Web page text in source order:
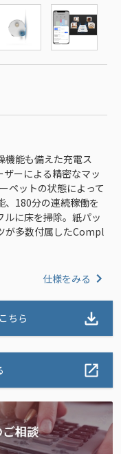
機能も備えた充電ス
ーによる精密なマッ
ペットの状態によって
、180分の連続稼働を
に床を掃除。紙パッ
が多数付属したCompl
仕様をみる
ちら